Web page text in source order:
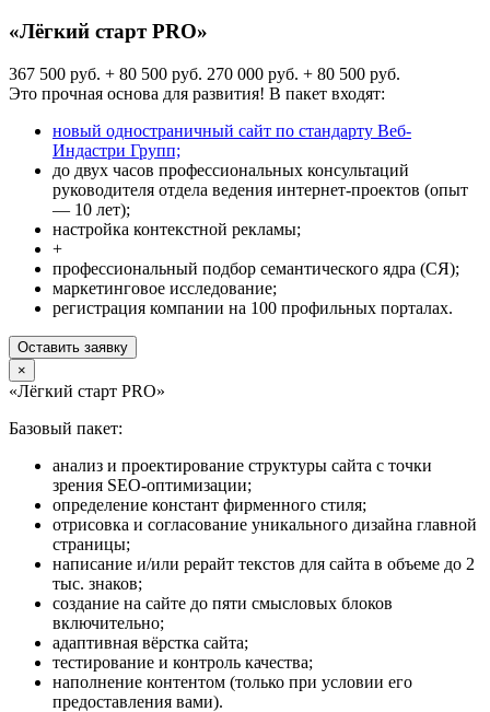
«Лёгкий старт PRO»
367 500 руб. + 80 500 руб. 270 000 руб. + 80 500 руб.
Это прочная основа для развития! В пакет входят:
новый одностраничный сайт по стандарту Веб-
Индастри Групп;
до двух часов профессиональных консультаций
руководителя отдела ведения интернет-проектов (опыт
— 10 лет);
настройка контекстной рекламы;
+
профессиональный подбор семантического ядра (СЯ);
маркетинговое исследование;
регистрация компании на 100 профильных порталах.
Оставить заявку
×
«Лёгкий старт PRO»
Базовый пакет:
анализ и проектирование структуры сайта с точки
зрения SEO-оптимизации;
определение констант фирменного стиля;
отрисовка и согласование уникального дизайна главной
страницы;
написание и/или рерайт текстов для сайта в объеме до 2
тыс. знаков;
создание на сайте до пяти смысловых блоков
включительно;
адаптивная вёрстка сайта;
тестирование и контроль качества;
наполнение контентом (только при условии его
предоставления вами).